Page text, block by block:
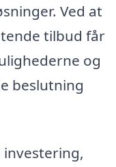
Ved at
tilbud får
og
beslutning